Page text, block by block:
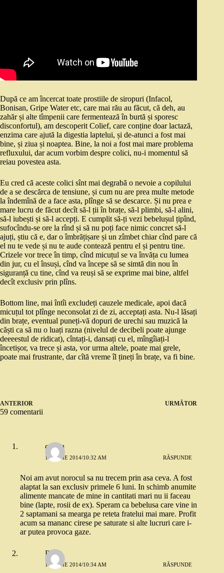
După ce am încercat toate prostiile de siropuri (Infacol,
Bonisan, Gripe Water etc, care mai rău au făcut, că deh, au
zahăr și alte tîmpenii care fermentează în burtă și sporesc
disconfortul), am descoperit Colief, care conține doar lactază,
enzima care ajută la digestia laptelui, și de-atunci a fost mai
bine, și ziua și noaptea. Bine, la noi a fost mai mare problema
refluxului, dar acum vorbim despre colici, nu-i momentul să
reiau povestea asta.
Eu cred că aceste colici sînt mai degrabă o nevoie a copilului
de a se descărca de tensiune, și cum nu are prea multe metode
la îndemînă de a face asta, plînge să se descarce. Și nu prea e
mare lucru de făcut decît să-l ții în brațe, să-l plimbi, să-l alini,
să-l iubești și să-l accepți. E cumplit să-ți vezi bebelușul țipînd,
sufocîndu-se ore la rînd și să nu poți face nimic concret să-l
ajuți, știu că e, dar o îmbrățișare și un zîmbet chiar cînd pare că
el nu te vede și nu te aude contează pentru el și pentru tine.
Crizele vor trece în timp, cînd micuțul se va învăța cu lumea
din jur, cu el însuși, cînd va începe să se simtă din nou în
siguranță cu tine, cînd va reuși să se exprime mai bine, altfel
decît exclusiv prin plîns.
Bottom line, mai întîi excludeți cauzele medicale, apoi dacă
micuțul tot plînge neconsolat zi de zi, acceptați asta. Nu-l lăsați
din brațe, eventual puneți-vă dopuri de urechi sau muzică la
căști ca să nu o luați razna (nivelul de decibeli poate ajunge
deeeestul de ridicat), cîntați-i, dansați cu el, mîngîiați-l
încetișor, va trece și asta, vor urma altele, poate mai grele,
poate mai frustrante, dar cîtă vreme îl țineți în brațe, va fi bine.
ANTERIOR URMĂTOR
59 comentarii
corina
17 IUNIE 2014/10:32 AM RĂSPUNDE
Noi am avut norocul sa nu trecem prin asa ceva. A fost
alaptat la san exclusiv primele 6 luni. In schimb anumite
alimente mancate de mine in cantitati mari nu ii faceau
bine (lapte, rosii de ex). Speram ca bebelusa care vine in
2 saptamani sa mearga pe reteta fratelui mai mare. Profit
acum sa mananc cirese pe saturate si alte lucruri care i-
ar putea provoca gaze.
Robo
17 IUNIE 2014/10:34 AM RĂSPUNDE